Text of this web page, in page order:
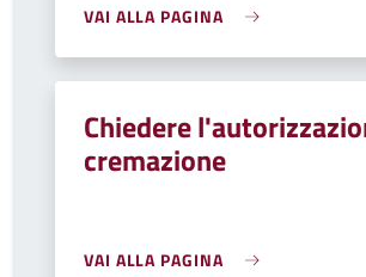
VAI ALLA PAGINA
Chiedere
cremazione
VAI ALLA PAGINA